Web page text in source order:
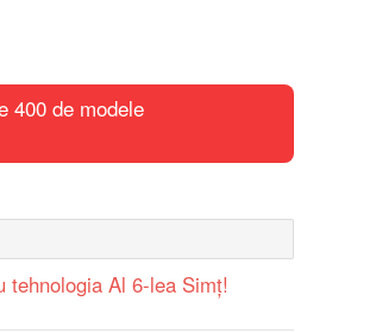
400 de modele
tehnologia Al 6-lea Simț!